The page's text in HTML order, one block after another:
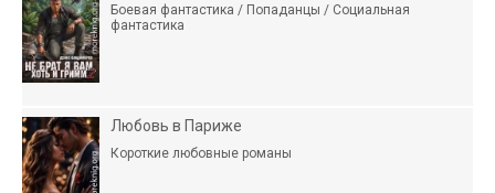
Боевая фантастика / Попаданцы / Социальная
фантастика
Любовь в Париже
Короткие любовные романы